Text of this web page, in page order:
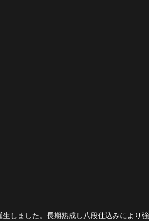
しました。長期熟成し八段仕込みにより強